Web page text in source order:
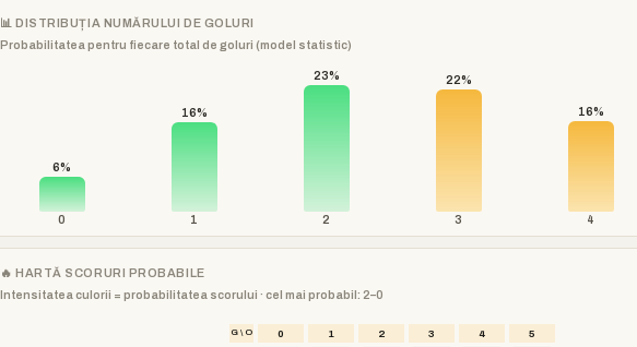
📊 DISTRIBUȚIA NUMĂRULUI DE GOLURI
Probabilitatea pentru fiecare total de goluri (model statistic)
6%
0
16%
1
23%
2
22%
3
16%
4
🔥 HARTĂ SCORURI PROBABILE
Intensitatea culorii = probabilitatea scorului · cel mai probabil: 2–0
G \ O 0 1 2 3 4 5